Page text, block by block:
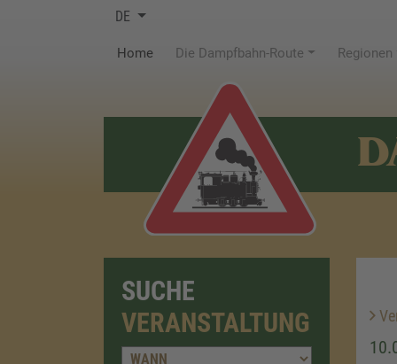
DE
Home(current)Die Dampfbahn-Route Regionen
SUCHE
VERANSTALTUNG